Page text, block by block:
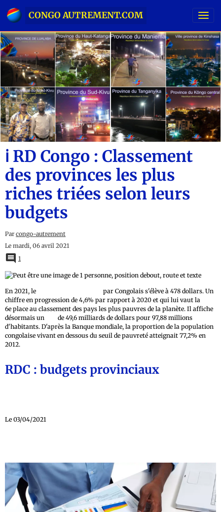
CONGO AUTREMENT.COM
ℹ️ RD Congo : Classement
des provinces les plus
riches triées selon leurs
budgets
Par congo-autrement
Le mardi, 06 avril 2021
1
En 2021, le
par Congolais s'élève à 478 dollars. Un
chiffre en progression de 4,6% par rapport à 2020 et qui lui vaut la
6e place au classement des pays les plus pauvres de la planète. Il affiche
désormais un
de 49,6 milliards de dollars pour 97,88 millions
d'habitants. D'après la Banque mondiale, la proportion de la population
congolaise vivant en dessous du seuil de pauvreté atteignait 77,2% en
2012.
RDC : budgets provinciaux
Le 03/04/2021